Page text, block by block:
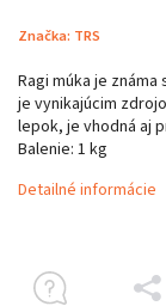
Značka: TRS
Ragi múka je
je vynikajúcim
lepok, je vhodná aj
Balenie: 1 kg
Detailné informácie